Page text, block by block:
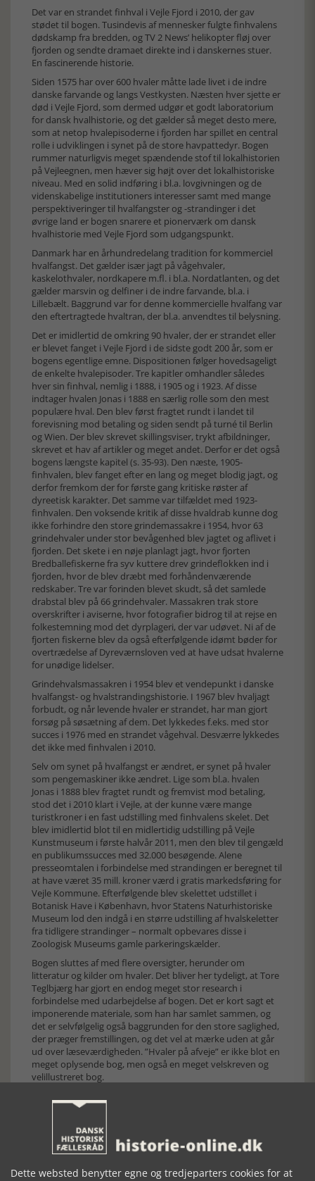
Det var en strandet finhval i Vejle Fjord i 2010, der gav
stødet til bogen. Tusindevis af mennesker fulgte finhvalens
dødskamp fra bredden, og TV 2 News’ helikopter fløj over
fjorden og sendte dramaet direkte ind i danskernes stuer.
En fascinerende historie.
Siden 1575 har over 600 hvaler måtte lade livet i de indre
danske farvande og langs Vestkysten. Næsten hver sjette er
død i Vejle Fjord, som dermed udgør et godt laboratorium
for dansk hvalhistorie, og det gælder så meget desto mere,
som at netop hvalepisoderne i fjorden har spillet en central
rolle i udviklingen i synet på de store havpattedyr. Bogen
rummer naturligvis meget spændende stof til lokalhistorien
på Vejleegnen, men hæver sig højt over det lokalhistoriske
niveau. Med en solid indføring i bl.a. lovgivningen og de
videnskabelige institutioners interesser samt med mange
perspektiveringer til hvalfangster og -strandinger i det
øvrige land er bogen snarere et pionerværk om dansk
hvalhistorie med Vejle Fjord som udgangspunkt.
Danmark har en århundredelang tradition for kommerciel
hvalfangst. Det gælder især jagt på vågehvaler,
kaskelothvaler, nordkapere m.fl. i bl.a. Nordatlanten, og det
gælder marsvin og delfiner i de indre farvande, bl.a. i
Lillebælt. Baggrund var for denne kommercielle hvalfang var
den eftertragtede hvaltran, der bl.a. anvendtes til belysning.
Det er imidlertid de omkring 90 hvaler, der er strandet eller
er blevet fanget i Vejle Fjord i de sidste godt 200 år, som er
bogens egentlige emne. Dispositionen følger hovedsageligt
de enkelte hvalepisoder. Tre kapitler omhandler således
hver sin finhval, nemlig i 1888, i 1905 og i 1923. Af disse
indtager hvalen Jonas i 1888 en særlig rolle som den mest
populære hval. Den blev først fragtet rundt i landet til
forevisning mod betaling og siden sendt på turné til Berlin
og Wien. Der blev skrevet skillingsviser, trykt afbildninger,
skrevet et hav af artikler og meget andet. Derfor er det også
bogens længste kapitel (s. 35-93). Den næste, 1905-
finhvalen, blev fanget efter en lang og meget blodig jagt, og
derfor fremkom der for første gang kritiske røster af
dyreetisk karakter. Det samme var tilfældet med 1923-
finhvalen. Den voksende kritik af disse hvaldrab kunne dog
ikke forhindre den store grindemassakre i 1954, hvor 63
grindehvaler under stor bevågenhed blev jagtet og aflivet i
fjorden. Det skete i en nøje planlagt jagt, hvor fjorten
Bredballefiskerne fra syv kuttere drev grindeflokken ind i
fjorden, hvor de blev dræbt med forhåndenværende
redskaber. Tre var forinden blevet skudt, så det samlede
drabstal blev på 66 grindehvaler. Massakren trak store
overskrifter i aviserne, hvor fotografier bidrog til at rejse en
folkestemning mod det dyrplageri, der var udøvet. Ni af de
fjorten fiskerne blev da også efterfølgende idømt bøder for
overtrædelse af Dyreværnsloven ved at have udsat hvalerne
for unødige lidelser.
Grindehvalsmassakren i 1954 blev et vendepunkt i danske
hvalfangst- og hvalstrandingshistorie. I 1967 blev hvaljagt
forbudt, og når levende hvaler er strandet, har man gjort
forsøg på søsætning af dem. Det lykkedes f.eks. med stor
succes i 1976 med en strandet vågehval. Desværre lykkedes
det ikke med finhvalen i 2010.
Selv om synet på hvalfangst er ændret, er synet på hvaler
som pengemaskiner ikke ændret. Lige som bl.a. hvalen
Jonas i 1888 blev fragtet rundt og fremvist mod betaling,
stod det i 2010 klart i Vejle, at der kunne være mange
turistkroner i en fast udstilling med finhvalens skelet. Det
blev imidlertid blot til en midlertidig udstilling på Vejle
Kunstmuseum i første halvår 2011, men den blev til gengæld
en publikumssucces med 32.000 besøgende. Alene
presseomtalen i forbindelse med strandingen er beregnet til
at have været 35 mill. kroner værd i gratis markedsføring for
Vejle Kommune. Efterfølgende blev skelettet udstillet i
Botanisk Have i København, hvor Statens Naturhistoriske
Museum lod den indgå i en større udstilling af hvalskeletter
fra tidligere strandinger – normalt opbevares disse i
Zoologisk Museums gamle parkeringskælder.
Bogen sluttes af med flere oversigter, herunder om
litteratur og kilder om hvaler. Det bliver her tydeligt, at Tore
Teglbjærg har gjort en endog meget stor research i
forbindelse med udarbejdelse af bogen. Det er kort sagt et
imponerende materiale, som han har samlet sammen, og
det er selvfølgelig også baggrunden for den store saglighed,
der præger fremstillingen, og det vel at mærke uden at går
ud over læseværdigheden. ”Hvaler på afveje” er ikke blot en
meget oplysende bog, men også en meget velskreven og
velillustreret bog.
Dette websted benytter egne og tredjeparters cookies for at